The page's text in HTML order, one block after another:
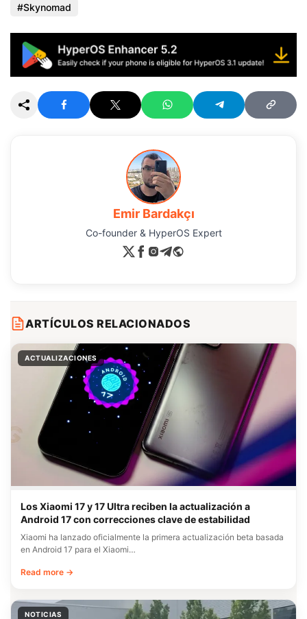
Skynomad
Emir Bardakçı
Co-founder & HyperOS Expert
ARTÍCULOS RELACIONADOS
ACTUALIZACIONES
Los Xiaomi 17 y 17 Ultra reciben la actualización a
Android 17 con correcciones clave de estabilidad
Xiaomi ha lanzado oficialmente la primera actualización beta basada
en Android 17 para el Xiaomi…
Read more →
NOTICIAS